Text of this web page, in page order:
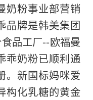
奶粉事业部营销
品牌是韩美集团
品工厂--欧福曼
乖奶粉已顺利通
。新国标妈咪爱
构化乳糖的黄金